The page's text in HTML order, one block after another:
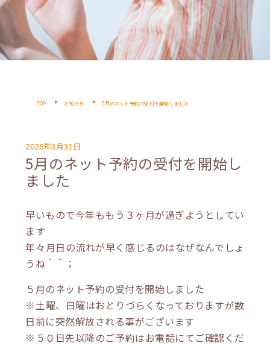
TOP お知らせ 5月のネット予約の受付を開始しました
2026年3月31日
5月のネット予約の受付を開始し
ました
早いもので今年ももう３ヶ月が過ぎようとしてい
ます
年々月日の流れが早く感じるのはなぜなんでしょ
うね＾＾；
５月のネット予約の受付を開始しました
※土曜、日曜はおとりづらくなっておりますが数
日前に突然解放される事がございます
※５０日先以降のご予約はお電話にてご確認くだ